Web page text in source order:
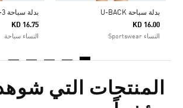
بدلة سباحة U-BACK
KD 16.00
النساء Sportswear
بدلة سباحة 3-STRIPES C-BACK
KD 16.75
النساء سباحة
المنتجات التي